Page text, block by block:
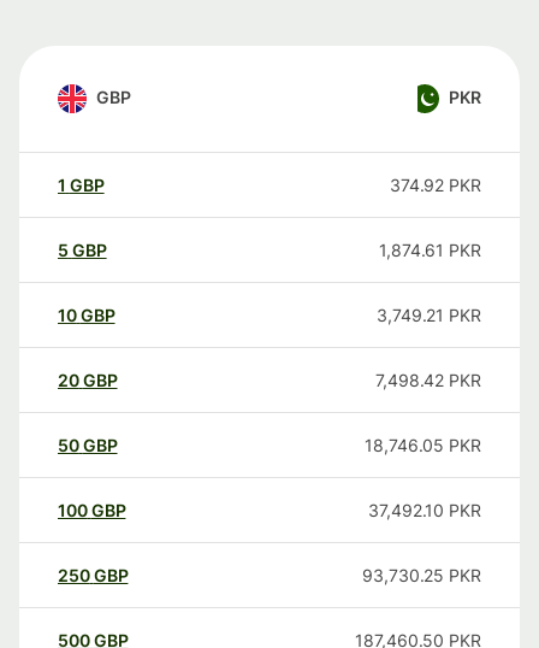
GBP PKR
1 GBP 374.92 PKR
5 GBP 1,874.61 PKR
10GBP 3,749.21 PKR
20GBP 7,498.42 PKR
50GBP 18,746.05 PKR
100GBP 37,492.10 PKR
250GBP 93,730.25 PKR
500GBP 187,460.50 PKR